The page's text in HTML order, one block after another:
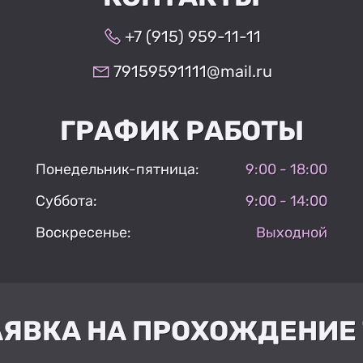
+7 (915) 959-11-11
79159591111@mail.ru
ГРАФИК РАБОТЫ
Понедельник-пятница:
9:00 - 18:00
Суббота:
9:00 - 14:00
Воскресенье:
Выходной
НА ПРОХОЖДЕНИЕ